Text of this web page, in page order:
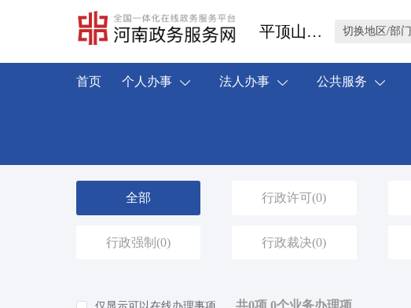
平顶山市汝州市 切换地区/部门
首页 个人办事 法人办事 公共服务
全部 行政许可(0)
行政强制(0) 行政裁决(0)